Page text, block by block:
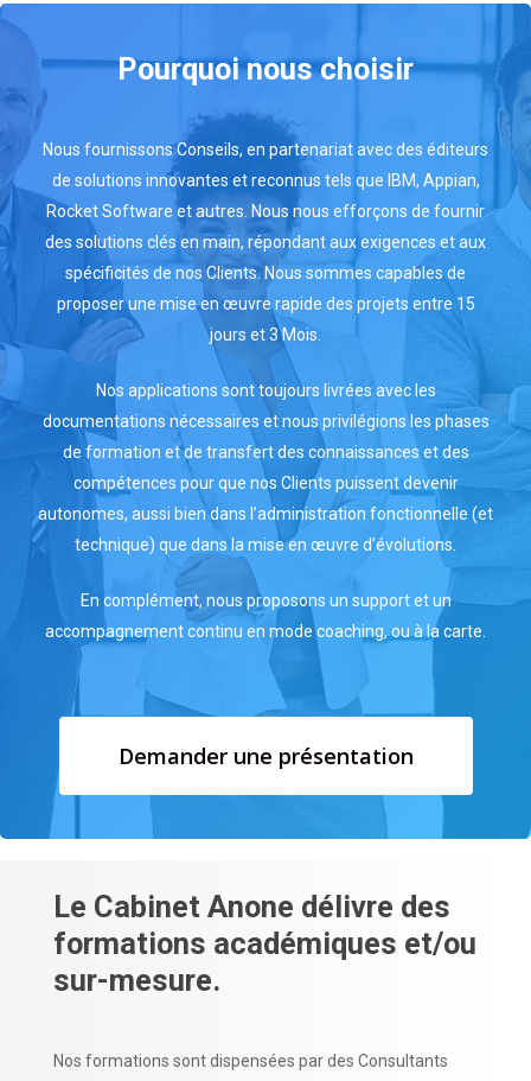
Pourquoi nous choisir
Nous fournissons Conseils, en partenariat avec des éditeurs
de solutions innovantes et reconnus tels que IBM, Appian,
Rocket Software et autres. Nous nous efforçons de fournir
des solutions clés en main, répondant aux exigences et aux
spécificités de nos Clients. Nous sommes capables de
proposer une mise en œuvre rapide des projets entre 15
jours et 3 Mois.
Nos applications sont toujours livrées avec les
documentations nécessaires et nous privilégions les phases
de formation et de transfert des connaissances et des
compétences pour que nos Clients puissent devenir
autonomes, aussi bien dans l’administration fonctionnelle (et
technique) que dans la mise en œuvre d’évolutions.
En complément, nous proposons un support et un
accompagnement continu en mode coaching, ou à la carte.
Demander une présentation
Le Cabinet Anone délivre des
formations académiques et/ou
sur-mesure.
Nos formations sont dispensées par des Consultants